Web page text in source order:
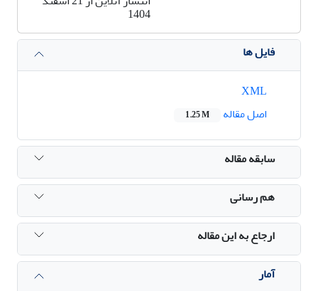
1404
فایل ها
اصل مقاله
1.25 M
سابقه مقاله
هم رسانی
ارجاع به این مقاله
آمار